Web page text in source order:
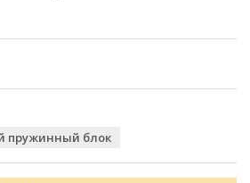
пружинный блок